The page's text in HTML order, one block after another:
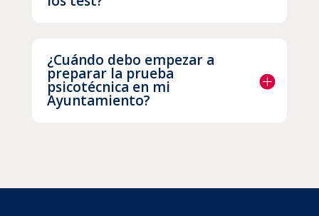
¿Cuándo debo empezar a
preparar la prueba
psicotécnica en mi
Ayuntamiento?